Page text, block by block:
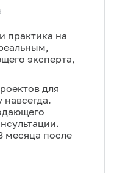
практика на
эксперта,
для
месяца после